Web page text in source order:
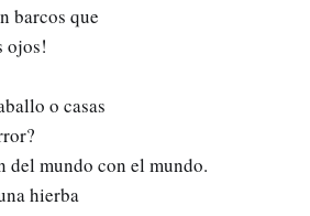
barcos que
ojos!
o casas
del mundo con el mundo.
hierba